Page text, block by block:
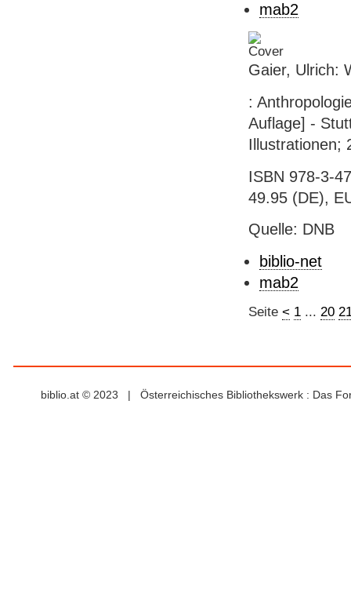
mab2
Gaier, Ulrich:
:
Auflage] -
Illustrationen;
ISBN 978-3-
49.95 (DE),
Quelle: DNB
biblio-net
mab2
Seite < 1... 20
biblio.at © 2023 | Österreichisches Bibliothekswerk : Das